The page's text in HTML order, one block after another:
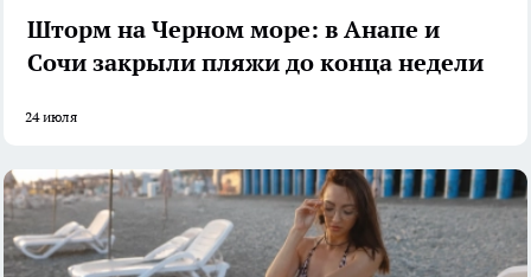
Шторм на Черном море: в Анапе и
Сочи закрыли пляжи до конца недели
24 июля